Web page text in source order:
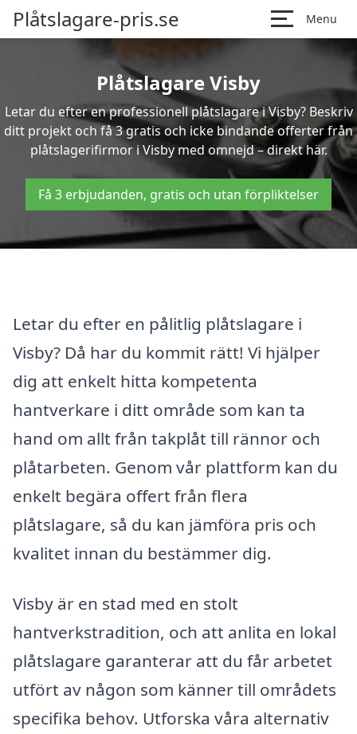
Plåtslagare-pris.se Menu
Plåtslagare Visby
Letar du efter en professionell plåtslagare i Visby? Beskriv
ditt projekt och få 3 gratis och icke bindande offerter från
plåtslagerifirmor i Visby med omnejd – direkt här.
Få 3 erbjudanden, gratis och utan förpliktelser
Letar du efter en pålitlig plåtslagare i
Visby? Då har du kommit rätt! Vi hjälper
dig att enkelt hitta kompetenta
hantverkare i ditt område som kan ta
hand om allt från takplåt till rännor och
plåtarbeten. Genom vår plattform kan du
enkelt begära offert från flera
plåtslagare, så du kan jämföra pris och
kvalitet innan du bestämmer dig.
Visby är en stad med en stolt
hantverkstradition, och att anlita en lokal
plåtslagare garanterar att du får arbetet
utfört av någon som känner till områdets
specifika behov. Utforska våra alternativ